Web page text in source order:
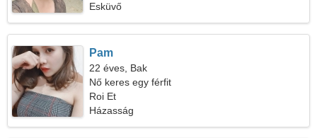
Esküvő
Pam
22 éves, Bak
Nő keres egy férfit
Roi Et
Házasság